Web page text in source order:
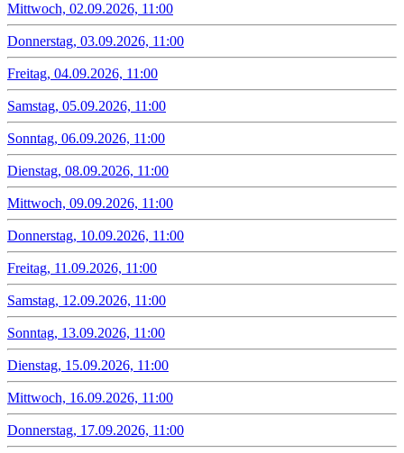
Mittwoch, 02.09.2026, 11:00
Donnerstag, 03.09.2026, 11:00
Freitag, 04.09.2026, 11:00
Samstag, 05.09.2026, 11:00
Sonntag, 06.09.2026, 11:00
Dienstag, 08.09.2026, 11:00
Mittwoch, 09.09.2026, 11:00
Donnerstag, 10.09.2026, 11:00
Freitag, 11.09.2026, 11:00
Samstag, 12.09.2026, 11:00
Sonntag, 13.09.2026, 11:00
Dienstag, 15.09.2026, 11:00
Mittwoch, 16.09.2026, 11:00
Donnerstag, 17.09.2026, 11:00